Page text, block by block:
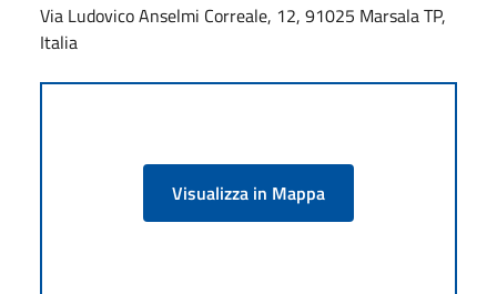
Via Ludovico Anselmi Correale, 12, 91025 Marsala TP,
Italia
Visualizza in Mappa